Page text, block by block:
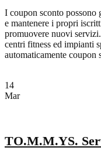
I coupon sconto possono
e mantenere i propri
promuovere nuovi
centri fitness ed impianti
automaticamente
14
Mar
TO.M.M.YS.